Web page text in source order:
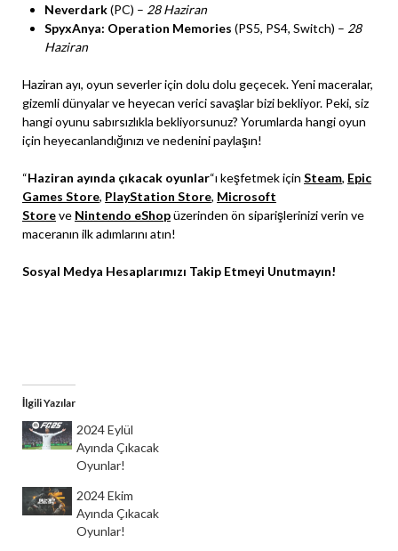
Neverdark(PC) – 28 Haziran
SpyxAnya: Operation Memories (PS5, PS4, Switch) – 28
Haziran
Haziran ayı, oyun severler için dolu dolu geçecek. Yeni maceralar,
gizemli dünyalar ve heyecan verici savaşlar bizi bekliyor. Peki, siz
hangi oyunu sabırsızlıkla bekliyorsunuz? Yorumlarda hangi oyun
için heyecanlandığınızı ve nedenini paylaşın!
“Haziran ayında çıkacak oyunlar“ı keşfetmek için Steam, Epic
Games Store, PlayStation Store, Microsoft
Storeve Nintendo eShopüzerinden ön siparişlerinizi verin ve
maceranın ilk adımlarını atın!
Sosyal Medya Hesaplarımızı Takip Etmeyi Unutmayın!
İlgili Yazılar
2024 Eylül
Ayında Çıkacak
Oyunlar!
2024 Ekim
Ayında Çıkacak
Oyunlar!